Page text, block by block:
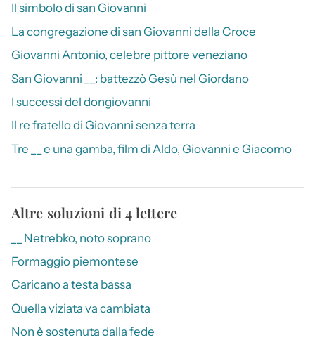
Il simbolo di san Giovanni
La congregazione di san Giovanni della Croce
Giovanni Antonio, celebre pittore veneziano
San Giovanni __: battezzò Gesù nel Giordano
I successi del dongiovanni
Il re fratello di Giovanni senza terra
Tre __ e una gamba, film di Aldo, Giovanni e Giacomo
Altre soluzioni di 4 lettere
__ Netrebko, noto soprano
Formaggio piemontese
Caricano a testa bassa
Quella viziata va cambiata
Non è sostenuta dalla fede